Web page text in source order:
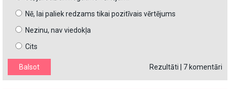
Nē, lai paliek redzams tikai pozitīvais vērtējums
Nezinu, nav viedokļa
Cits
Rezultāti 7 komentāri